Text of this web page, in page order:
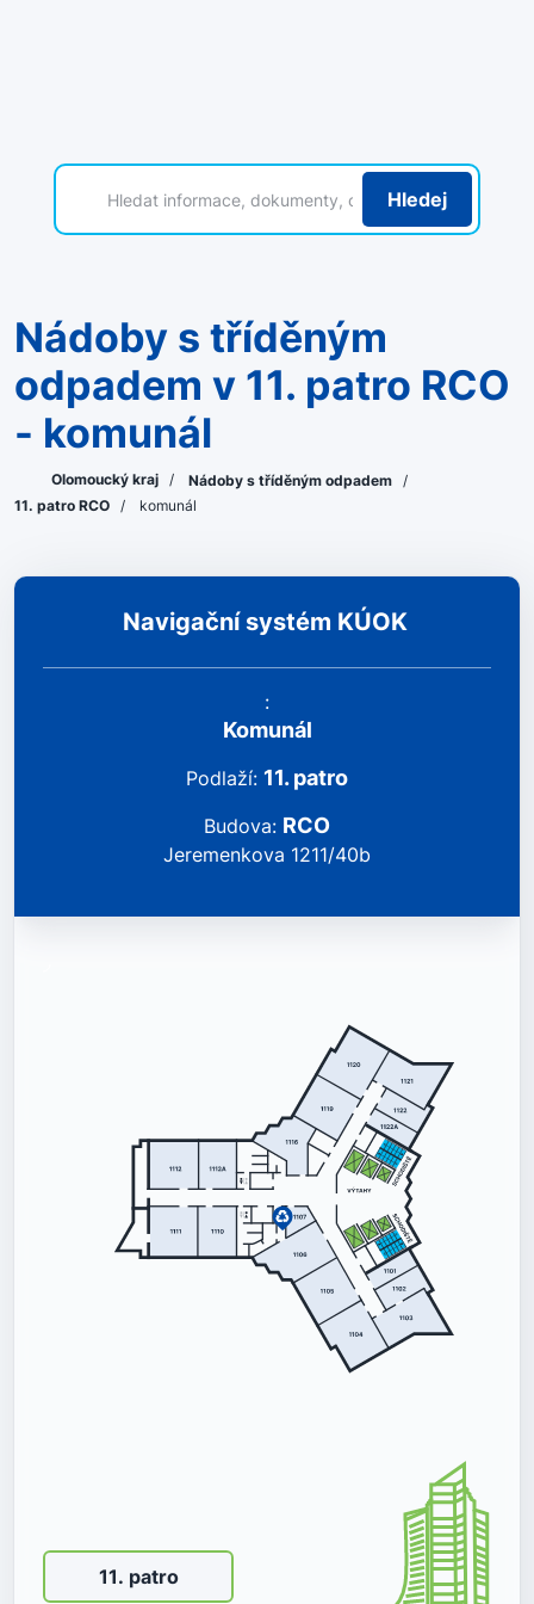
Hledej
Nádoby s tříděným
odpadem v 11. patro RCO
- komunál
Olomoucký kraj / Nádoby s tříděným odpadem /
11. patro RCO / komunál
Navigační systém KÚOK
:
Komunál
podlaží: 11.patro
Budova: RCO
Jeremenkova 1211/40b
11. patro